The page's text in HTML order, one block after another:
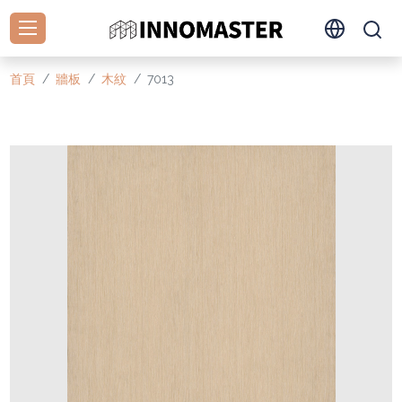
首頁 牆板 木紋 7013